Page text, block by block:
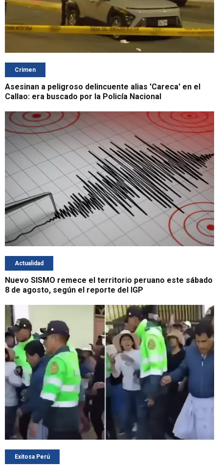
Crimen
Asesinan a peligroso delincuente alias 'Careca' en el
Callao: era buscado por la Policía Nacional
Actualidad
Nuevo SISMO remece el territorio peruano este sábado
8 de agosto, según el reporte del IGP
Exitosa Perú